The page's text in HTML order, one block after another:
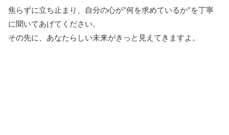
焦らずに立ち止まり、自分の心が“何を求めているか”を丁寧
に聞いてあげてください。
その先に、あなたらしい未来がきっと見えてきますよ。